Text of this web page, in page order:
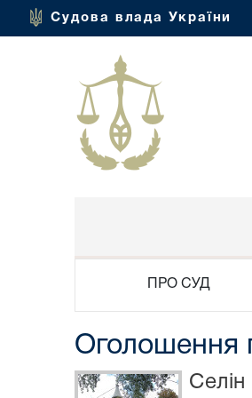
Судова влада України
ПРО СУД
Оголошення